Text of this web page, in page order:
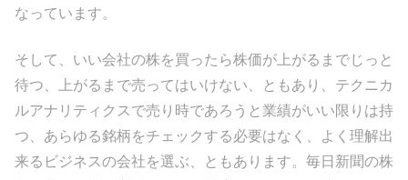
なっています。
そして、いい会社の株を買ったら株価が上がるまでじっと
待つ、上がるまで売ってはいけない、ともあり、テクニカ
ルアナリティクスで売り時であろうと業績がいい限りは持
つ、あらゆる銘柄をチェックする必要はなく、よく理解出
来るビジネスの会社を選ぶ、ともあります。毎日新聞の株